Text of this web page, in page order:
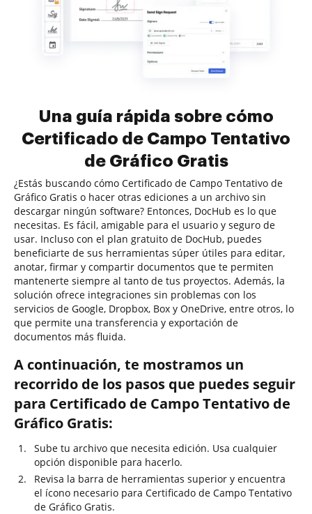
Una guía rápida sobre cómo
Certificado de Campo Tentativo
de Gráfico Gratis
¿Estás buscando cómo Certificado de Campo Tentativo de
Gráfico Gratis o hacer otras ediciones a un archivo sin
descargar ningún software? Entonces, DocHub es lo que
necesitas. Es fácil, amigable para el usuario y seguro de
usar. Incluso con el plan gratuito de DocHub, puedes
beneficiarte de sus herramientas súper útiles para editar,
anotar, firmar y compartir documentos que te permiten
mantenerte siempre al tanto de tus proyectos. Además, la
solución ofrece integraciones sin problemas con los
servicios de Google, Dropbox, Box y OneDrive, entre otros, lo
que permite una transferencia y exportación de
documentos más fluida.
A continuación, te mostramos un
recorrido de los pasos que puedes seguir
para Certificado de Campo Tentativo de
Gráfico Gratis:
Sube tu archivo que necesita edición. Usa cualquier
opción disponible para hacerlo.
Revisa la barra de herramientas superior y encuentra
el ícono necesario para Certificado de Campo Tentativo
de Gráfico Gratis.